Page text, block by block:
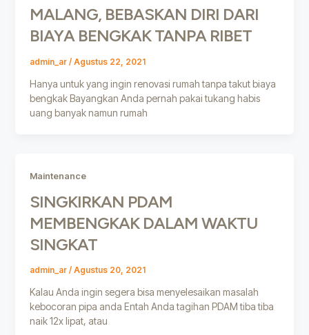
MALANG, BEBASKAN DIRI DARI
BIAYA BENGKAK TANPA RIBET
admin_ar / Agustus 22, 2021
Hanya untuk yang ingin renovasi rumah tanpa takut biaya
bengkak Bayangkan Anda pernah pakai tukang habis
uang banyak namun rumah
Maintenance
SINGKIRKAN PDAM
MEMBENGKAK DALAM WAKTU
SINGKAT
admin_ar / Agustus 20, 2021
Kalau Anda ingin segera bisa menyelesaikan masalah
kebocoran pipa anda Entah Anda tagihan PDAM tiba tiba
naik 12x lipat, atau